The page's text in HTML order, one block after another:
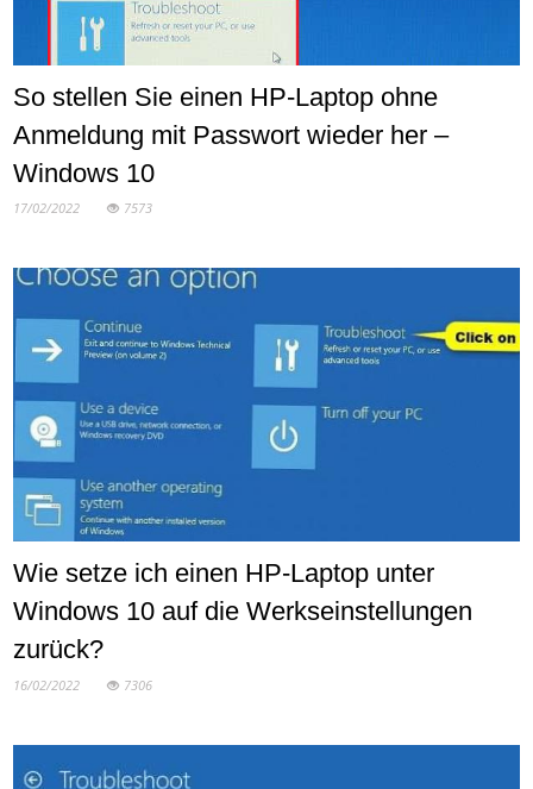
So stellen Sie einen HP-Laptop ohne
Anmeldung mit Passwort wieder her –
Windows 10
17/02/2022 7573
Wie setze ich einen HP-Laptop unter
Windows 10 auf die Werkseinstellungen
zurück?
16/02/2022 7306